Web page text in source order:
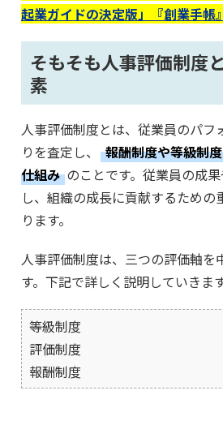
起業ガイドの決定版」『創業手帳』
そもそも人事評価制度
素
人事評価制度とは、従業員のパフ
りを査定し、
報酬制度や等級制
仕組み のことです。従業員の成
し、組織の成長に貢献するための
ります。
人事評価制度は、三つの評価軸を
す。下記で詳しく説明していきます
等級制度
評価制度
報酬制度